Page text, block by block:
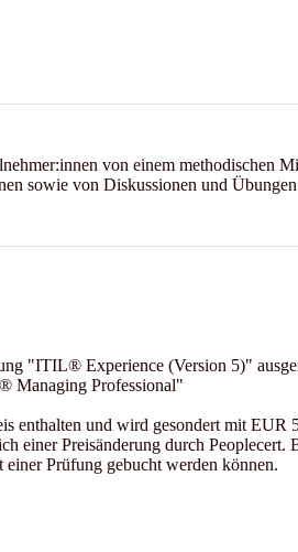
von einem methodischen
sowie von Diskussionen und
"ITIL® Experience (Version 5)"
Managing Professional"
enthalten und wird gesondert mit EUR
einer Preisänderung durch Peoplecert.
Prüfung gebucht werden können.